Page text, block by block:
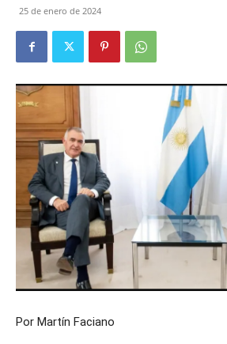
25 de enero de 2024
Por Martín Faciano